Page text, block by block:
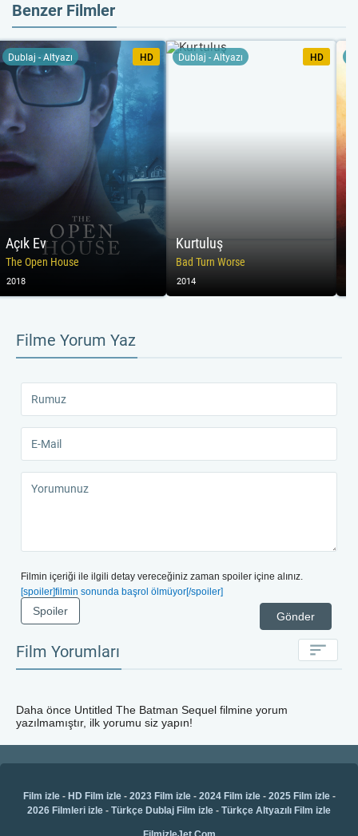
Benzer Filmler
Açık Ev
The Open House
Dublaj - Altyazı HD
2018
Kurtuluş
Bad Turn Worse
Dublaj - Altyazı HD
2014
Filme Yorum Yaz
Filmin içeriği ile ilgili detay vereceğiniz zaman spoiler içine alınız.
[spoiler]filmin sonunda başrol ölmüyor[/spoiler]
Gönder
Spoiler
Film Yorumları
Daha önce Untitled The Batman Sequel filmine yorum
yazılmamıştır, ilk yorumu siz yapın!
Film izle- HD Film izle- 2023 Film izle- 2024 Film izle- 2025 Film izle-
2026 Filmleri izle - Türkçe Dublaj Film izle - Türkçe Altyazılı Film izle